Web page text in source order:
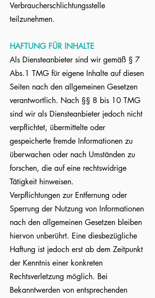
Verbraucherschlichtungsstelle
teilzunehmen.
HAFTUNG FÜR INHALTE
Als Diensteanbieter sind wir gemäß § 7
Abs.1 TMG für eigene Inhalte auf diesen
Seiten nach den allgemeinen Gesetzen
verantwortlich. Nach §§ 8 bis 10 TMG
sind wir als Diensteanbieter jedoch nicht
verpflichtet, übermittelte oder
gespeicherte fremde Informationen zu
überwachen oder nach Umständen zu
forschen, die auf eine rechtswidrige
Tätigkeit hinweisen.
Verpflichtungen zur Entfernung oder
Sperrung der Nutzung von Informationen
nach den allgemeinen Gesetzen bleiben
hiervon unberührt. Eine diesbezügliche
Haftung ist jedoch erst ab dem Zeitpunkt
der Kenntnis einer konkreten
Rechtsverletzung möglich. Bei
Bekanntwerden von entsprechenden